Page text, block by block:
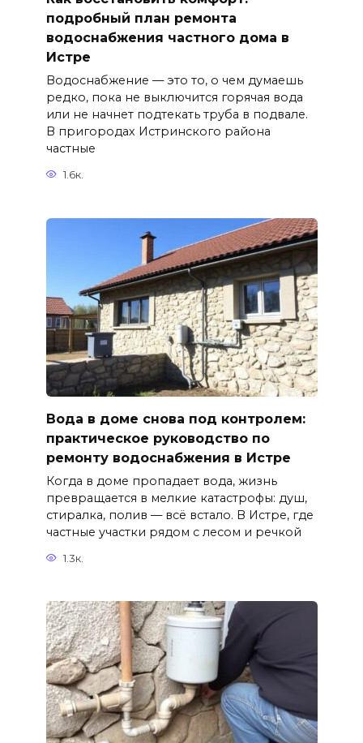
подробный план ремонта
водоснабжения частного дома в
Истре
Водоснабжение — это то, о чем думаешь
редко, пока не выключится горячая вода
или не начнет подтекать труба в подвале.
В пригородах Истринского района
частные
1.6к.
Вода в доме снова под контролем:
практическое руководство по
ремонту водоснабжения в Истре
Когда в доме пропадает вода, жизнь
превращается в мелкие катастрофы: душ,
стиралка, полив — всё встало. В Истре, где
частные участки рядом с лесом и речкой
1.3к.